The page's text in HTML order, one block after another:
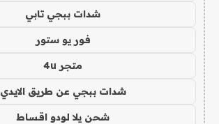
شدات ببجي تابي
فور يو ستور
متجر 4u
شدات ببجي عن طريق الايدي
شحن يلا لودو اقساط